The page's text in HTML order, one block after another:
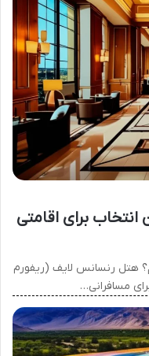
برای اقامتی
هتل رنسانس لایف (ریفورم
مسافرانی…